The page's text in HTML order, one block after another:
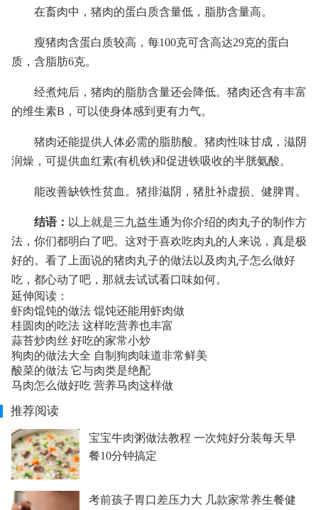
在畜肉中，猪肉的蛋白质含量低，脂肪含量高。
瘦猪肉含蛋白质较高，每100克可含高达29克的蛋白
质，含脂肪6克。
经煮炖后，猪肉的脂肪含量还会降低。猪肉还含有丰富
的维生素B，可以使身体感到更有力气。
猪肉还能提供人体必需的脂肪酸。猪肉性味甘成，滋阴
润燥，可提供血红素(有机铁)和促进铁吸收的半胱氨酸。
能改善缺铁性贫血。猪排滋阴，猪肚补虚损、健脾胃。
结语： 以上就是三九益生通为你介绍的肉丸子的制作方
法，你们都明白了吧。这对于喜欢吃肉丸的人来说，真是极
好的。看了上面说的猪肉丸子的做法以及 肉丸子怎么做好
吃 ，都心动了吧，那就去试试看口味如何。
延伸阅读：
虾肉馄饨的做法 馄饨还能用虾肉做
桂圆肉的吃法 这样吃营养也丰富
蒜苔炒肉丝 好吃的家常小炒
狗肉的做法大全 自制狗肉味道非常鲜美
酸菜的做法 它与肉类是绝配
马肉怎么做好吃 营养马肉这样做
推荐阅读
宝宝牛肉粥做法教程 一次炖好分装每天早
餐10分钟搞定
考前孩子胃口差压力大 几款家常养生餐健